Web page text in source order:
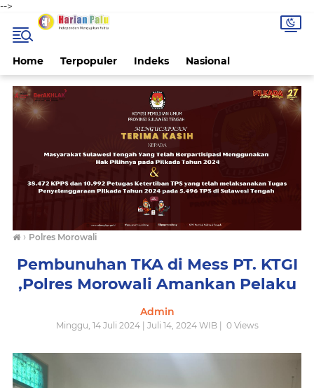
-->
Home Terpopuler Indeks Nasional
› Polres Morowali
Pembunuhan TKA di Mess PT. KTGI
,Polres Morowali Amankan Pelaku
Admin
Minggu, 14 Juli 2024 | Juli 14, 2024 WIB | 0Views